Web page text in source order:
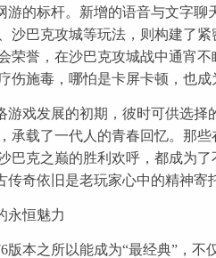
游的标杆。新增的语音与文字聊
沙巴克攻城等玩法，则构建了
荣誉，在沙巴克攻城战中通宵
伤施毒，哪怕是卡屏卡顿，也成
游戏发展的初期，彼时可供选择
承载了一代人的青春回忆。那
巴克之巅的胜利欢呼，都成为
奇依旧是老玩家心中的精神寄
永恒魅力
版本之所以能成为“最经典”，不